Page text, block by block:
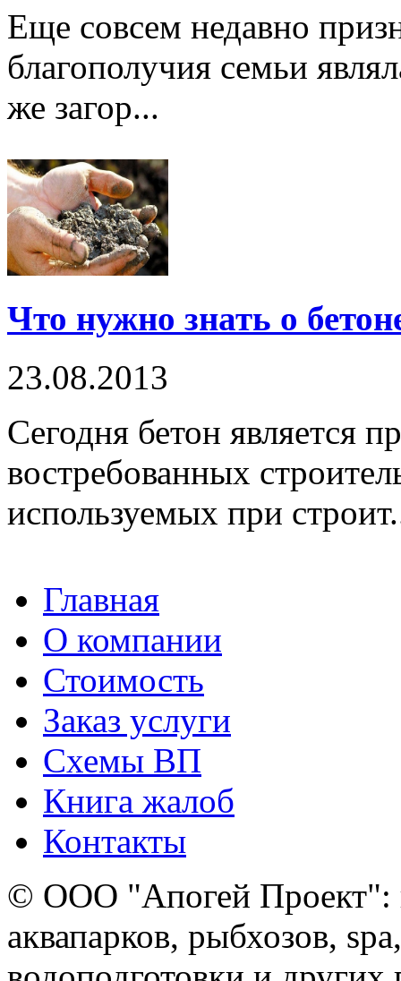
Еще совсем недавно
благополучия семьи
же загор...
Что нужно знать о
23.08.2013
Сегодня бетон является
востребованных
используемых при
Главная
О компании
Стоимость
Заказ услуги
Cхемы ВП
Книга жалоб
Контакты
© ООО "Апогей Проект":
аквапарков, рыбхозов,